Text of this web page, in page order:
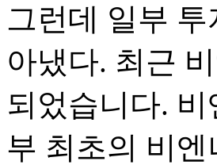
그런데 일부
아냈다. 최근
되었습니다.
부 최초의 비